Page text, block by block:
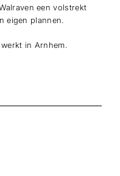
een volstrekt
eigen plannen.
werkt in Arnhem.